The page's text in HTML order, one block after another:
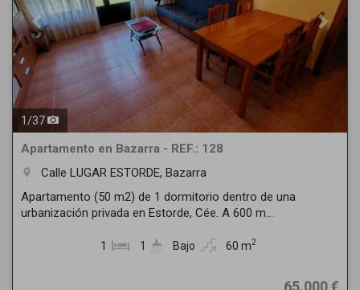
1 /37
Apartamento en Bazarra - REF.: 128
room
Calle LUGAR ESTORDE, Bazarra
Apartamento (50 m2) de 1 dormitorio dentro de una
urbanización privada en Estorde, Cée. A 600 m...
1 1 Bajo 60 m2
65.000 €